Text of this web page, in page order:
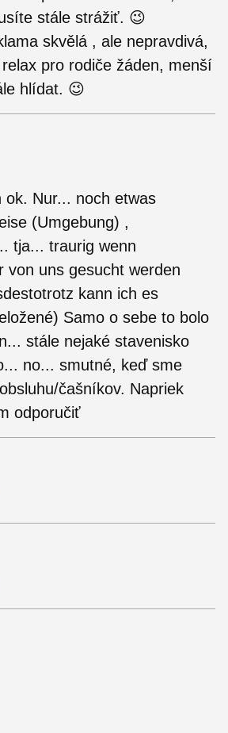
stále strážiť. 😉
skvělá , ale nepravdivá,
pro rodiče žáden, menší
hlídat. 😉
ok. Nur... noch etwas
(Umgebung) ,
tja... traurig wenn
von uns gesucht werden
kann ich es
Samo o sebe to bolo
stále nejaké stavenisko
no... smutné, keď sme
čašníkov. Napriek
odporučiť